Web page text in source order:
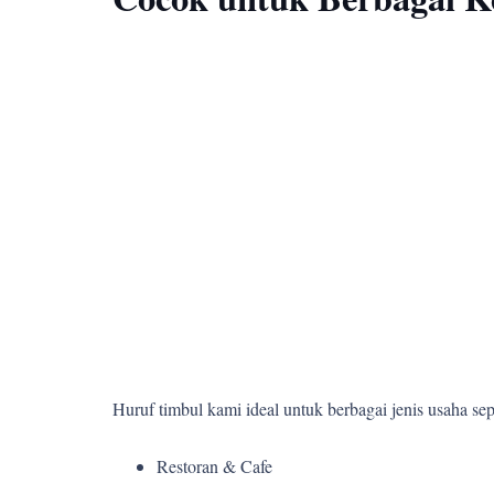
Huruf timbul kami ideal untuk berbagai jenis usaha
Restoran & Cafe